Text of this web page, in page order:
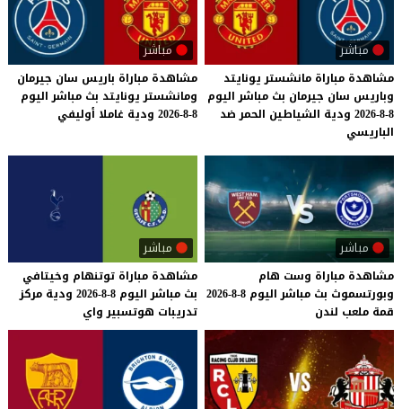
مباشر
مشاهدة مباراة مانشستر يونايتد
وباريس سان جيرمان بث مباشر اليوم
8-8-2026 ودية الشياطين الحمر ضد
الباريسي
مباشر
مشاهدة مباراة باريس سان جيرمان
ومانشستر يونايتد بث مباشر اليوم
8-8-2026
ودية غاملا أوليفي
مباشر
مشاهدة مباراة وست هام
وبورتسموث بث مباشر اليوم 8-8-2026
قمة ملعب لندن
مباشر
مشاهدة مباراة توتنهام وخيتافي
بث مباشر اليوم 8-8-2026 ودية مركز
تدريبات هوتسبير واي